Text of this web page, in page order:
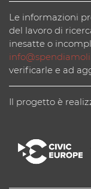
Le informazioni
del lavoro di
inesatte o
verificarle e ad
Il progetto è